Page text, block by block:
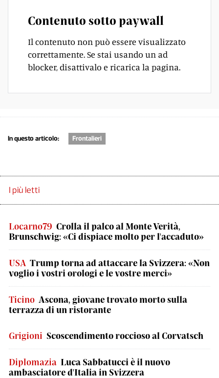
Contenuto sotto paywall
Il contenuto non può essere visualizzato
correttamente. Se stai usando un ad
blocker, disattivalo e ricarica la pagina.
In questo articolo: Frontalieri
I più letti
Locarno79 Crolla il palco al Monte Verità,
Brunschwig: «Ci dispiace molto per l'accaduto»
USA Trump torna ad attaccare la Svizzera: «Non
voglio i vostri orologi e le vostre merci»
Ticino Ascona, giovane trovato morto sulla
terrazza di un ristorante
Grigioni Scoscendimento roccioso al Corvatsch
Diplomazia Luca Sabbatucci è il nuovo
ambasciatore d'Italia in Svizzera